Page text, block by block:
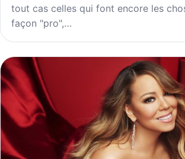
tout cas celles qui font encore les
façon "pro",…